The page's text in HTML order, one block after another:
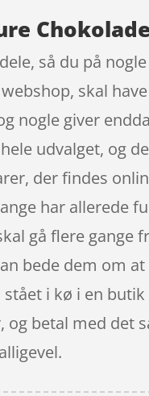
så du på
skal
nogle giver
udvalget, og
der findes
har allerede
gå flere
bede dem om
i kø i en
betal med